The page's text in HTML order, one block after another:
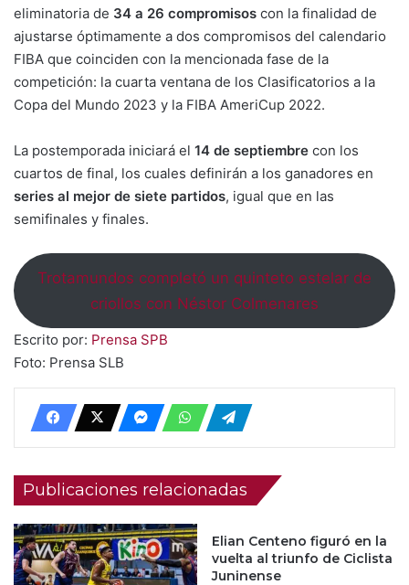
eliminatoria de 34 a 26 compromisos con la finalidad de
ajustarse óptimamente a dos compromisos del calendario
FIBA que coinciden con la mencionada fase de la
competición: la cuarta ventana de los Clasificatorios a la
Copa del Mundo 2023 y la FIBA AmeriCup 2022.
La postemporada iniciará el 14 de septiembre con los
cuartos de final, los cuales definirán a los ganadores en
series al mejor de siete partidos, igual que en las
semifinales y finales.
Trotamundos completó un quinteto estelar de
criollos con Néstor Colmenares
Escrito por: Prensa SPB
Foto: Prensa SLB
Publicaciones relacionadas
Elian Centeno figuró en la
vuelta al triunfo de Ciclista
Juninense